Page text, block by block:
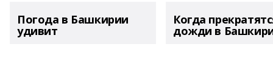
Погода в Башкирии
удивит
Когда
дожди в